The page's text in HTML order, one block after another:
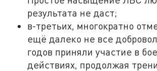
результата не даст;
в-третьих, многократно
ещё далеко не все
годов приняли участие в
действиях, продолжая